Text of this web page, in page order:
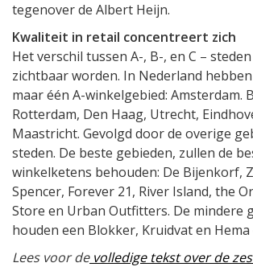
tegenover de Albert Heijn.
Kwaliteit in retail concentreert zich
Het verschil tussen A-, B-, en C –
zichtbaar worden. In Nederland
maar één A-winkelgebied: Amsterdam.
Rotterdam, Den Haag, Utrecht,
Maastricht. Gevolgd door de overige
steden. De beste gebieden, zullen de
winkelketens behouden: De Bijenkorf,
Spencer, Forever 21, River Island, the
Store en Urban Outfitters. De mindere
houden een Blokker, Kruidvat en Hema
Lees voor devolledige tekst over de